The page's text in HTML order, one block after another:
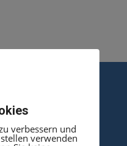
verbessern und
verwenden